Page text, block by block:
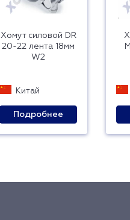
Хомут силовой DR
20-22 лента 18мм
W2
Китай
Подробнее